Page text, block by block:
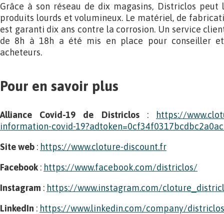
Grâce à son réseau de dix magasins, Districlos
produits lourds et volumineux. Le matériel, de
est garanti dix ans contre la corrosion. Un service
de 8h à 18h a été mis en place pour conseiller
acheteurs.
Pour en savoir plus
Alliance Covid-19 de Districlos:
https://
information-covid-
Site web : https://www.cloture-discount.fr
Facebook : https://www.facebook.com/districlos/
Instagram : https://www.instagram.com/
LinkedIn : https://www.linkedin.com/company/